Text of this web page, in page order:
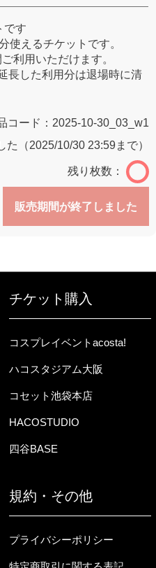
です
使えるチケットです。
利用いただけます。
長した利用分は退場時に清
コード： 2025-10-30_03_w1
た（2025/10/30 23:59まで）
残り枚数：
販売期間が終了しました
チケット購入
コスプレイベントacosta!
ハコスタジアム大阪
コセット池袋本店
HACOSTUDIO
四谷BASE
規約・その他
プライバシーポリシー